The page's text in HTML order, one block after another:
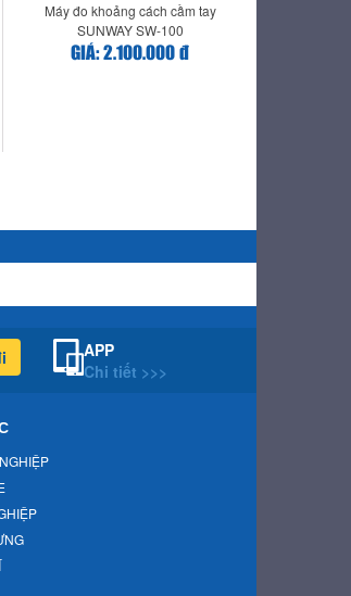
Máy đo khoảng cách cầm tay
SUNWAY SW-100
GIÁ: 2.100.000 đ
APP
Chi tiết >>>